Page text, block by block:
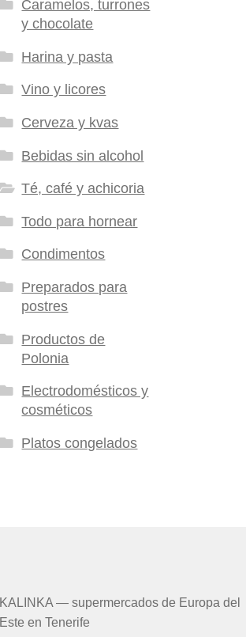
Caramelos, turrones
y chocolate
Harina y pasta
Vino y licores
Cerveza y kvas
Bebidas sin alcohol
Té, café y achicoria
Todo para hornear
Condimentos
Preparados para
postres
Productos de
Polonia
Electrodomésticos y
cosméticos
Platos congelados
KALINKA — supermercados de Europa del
Este en Tenerife